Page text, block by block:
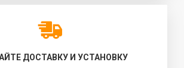
ДОСТАВКУ И УСТАНОВКУ